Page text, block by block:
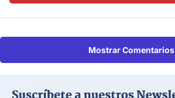
Mostrar Comentarios